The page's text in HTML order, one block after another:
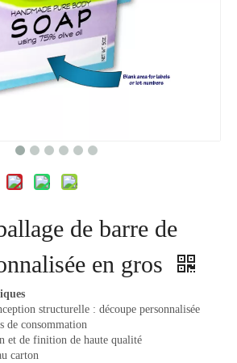
de barre de
en gros
structurelle : découpe personnalisée
de consommation
et de finition de haute qualité
carton